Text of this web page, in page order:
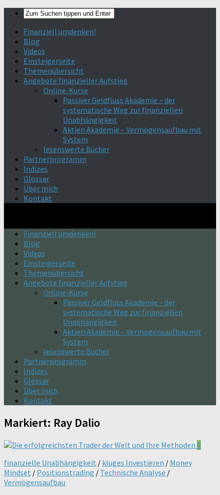
Finanziell umdenken!
Blog
Videos
Einsteigerseite
Themenübersicht
Angebote finanzieller Aufstieg
Online-Kurse
Passiver Geldfluss Akademie – der
systematische Weg zur finanziellen
Unabhängigkeit
Aktien Akademie – Vermögensaufbau mit
System
lesenswerte Bücher
Partnerprogramm
Indizes
Glossar
Über mich
Kontakt
Finanziell umdenken!
Blog
Videos
Einsteigerseite
Themenübersicht
Angebote finanzieller Aufstieg
Online-Kurse
Passiver Geldfluss Akademie – der
systematische Weg zur finanziellen
Unabhängigkeit
Aktien Akademie – Vermögensaufbau mit
System
lesenswerte Bücher
Partnerprogramm
Indizes
Glossar
Über mich
Kontakt
Markiert: Ray Dalio
0
finanzielle Unabhängigkeit / kluges Investieren / Money
Mindset / Positionstrading / Technische Analyse /
Vermögensaufbau